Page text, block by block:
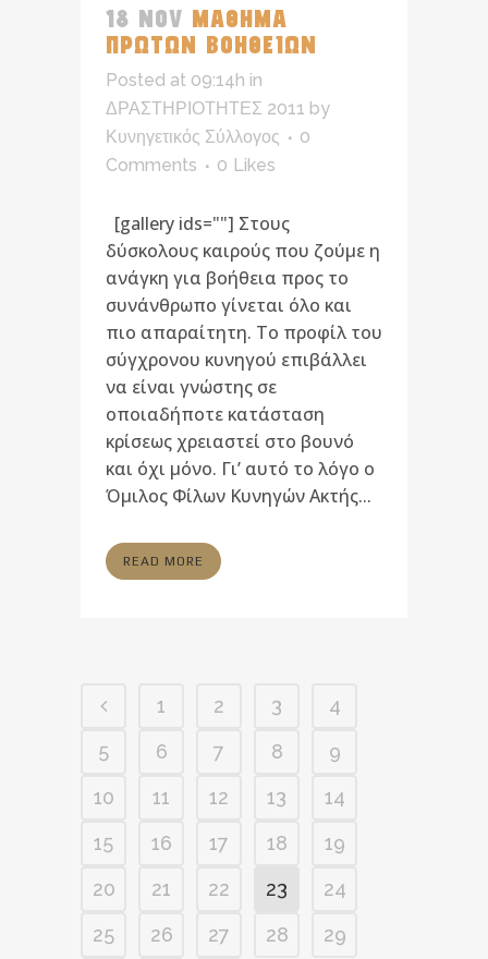
18 NOV ΜΑΘΗΜΑ
ΠΡΩΤΩΝ ΒΟΗΘΕΙΩΝ
Posted at 09:14h in
ΔΡΑΣΤΗΡΙΟΤΗΤΕΣ 2011 by
Κυνηγετικός Σύλλογος
0
Comments
0 Likes
[gallery ids=""] Στους
δύσκολους καιρούς που ζούμε η
ανάγκη για βοήθεια προς το
συνάνθρωπο γίνεται όλο και
πιο απαραίτητη. Το προφίλ του
σύγχρονου κυνηγού επιβάλλει
να είναι γνώστης σε
οποιαδήποτε κατάσταση
κρίσεως χρειαστεί στο βουνό
και όχι μόνο. Γι’ αυτό το λόγο ο
Όμιλος Φίλων Κυνηγών Ακτής...
READ MORE
1 2 3
4
5
6 7 8
9
10
11 12 13
14
15
16 17 18
19
20
21 22 23
24
25
26 27 28
29